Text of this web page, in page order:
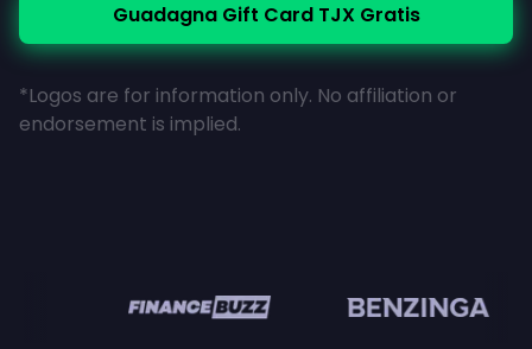
Guadagna Gift Card TJX Gratis
*Logos are for information only. No affiliation or
endorsement is implied.